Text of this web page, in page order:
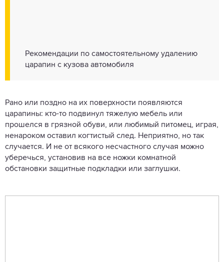
Рекомендации по самостоятельному удалению
царапин с кузова автомобиля
Рано или поздно на их поверхности появляются
царапины: кто-то подвинул тяжелую мебель или
прошелся в грязной обуви, или любимый питомец, играя,
ненароком оставил когтистый след. Неприятно, но так
случается. И не от всякого несчастного случая можно
уберечься, установив на все ножки комнатной
обстановки защитные подкладки или заглушки.